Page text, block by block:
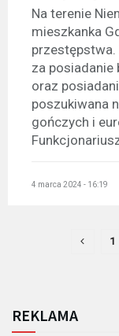
Na terenie
mieszkanka
przestępstwa.
za posiadanie
oraz
poszukiwana
gończych i
4 marca 2024 - 16:19
1
REKLAMA